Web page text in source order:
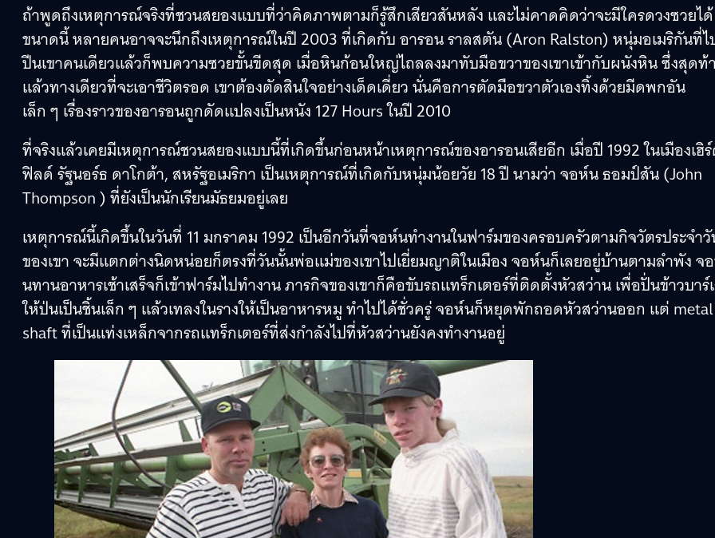
ถ้าพูดถึงเหตุการณ์จริงที่ชวนสยองแบบที่ว่าคิดภาพตามก็รู้สึกเสียวสันหลัง และไม่คาดคิดว่าจะมีใครดวงซวยได้
ขนาดนี้ หลายคนอาจจะนึกถึงเหตุการณ์ในปี 2003 ที่เกิดกับ อารอน ราลสตัน (Aron Ralston) หนุ่มอเมริกันที่ไ
ปีนเขาคนเดียวแล้วก็พบความซวยขั้นขีดสุด เมื่อหินก้อนใหญ่ไถลลงมาทับมือขวาของเขาเข้ากับผนังหิน ซึ่งสุดท้
แล้วทางเดียวที่จะเอาชีวิตรอด เขาต้องตัดสินใจอย่างเด็ดเดี่ยว นั่นคือการตัดมือขวาตัวเองทิ้งด้วยมีดพกอัน
เล็ก ๆ เรื่องราวของอารอนถูกดัดแปลงเป็นหนัง 127 Hours ในปี 2010
ที่จริงแล้วเคยมีเหตุการณ์ชวนสยองแบบนี้ที่เกิดขึ้นก่อนหน้าเหตุการณ์ของอารอนเสียอีก เมื่อปี 1992 ในเมืองเฮิ
ฟิลด์ รัฐนอร์ธ ดาโกต้า, สหรัฐอเมริกา เป็นเหตุการณ์ที่เกิดกับหนุ่มน้อยวัย 18 ปี นามว่า จอห์น ธอมป์สัน (John
Thompson ) ที่ยังเป็นนักเรียนมัธยมอยู่เลย
เหตุการณ์นี้เกิดขึ้นในวันที่ 11 มกราคม 1992 เป็นอีกวันที่จอห์นทำงานในฟาร์มของครอบครัวตามกิจวัตรประจำ
ของเขา จะมีแตกต่างนิดหน่อยก็ตรงที่วันนั้นพ่อแม่ของเขาไปเยี่ยมญาติในเมือง จอห์นก็เลยอยู่บ้านตามลำพัง จ
นทานอาหารเช้าเสร็จก็เข้าฟาร์มไปทำงาน ภารกิจของเขาก็คือขับรถแทร็กเตอร์ที่ติดตั้งหัวสว่าน เพื่อปั่นข้าวบาร์
ให้ป่นเป็นชิ้นเล็ก ๆ แล้วเทลงในรางให้เป็นอาหารหมู ทำไปได้ชั่วครู่ จอห์นก็หยุดพักถอดหัวสว่านออก แต่ metal
shaft ที่เป็นแท่งเหล็กจากรถแทร็กเตอร์ที่ส่งกำลังไปที่หัวสว่านยังคงทำงานอยู่